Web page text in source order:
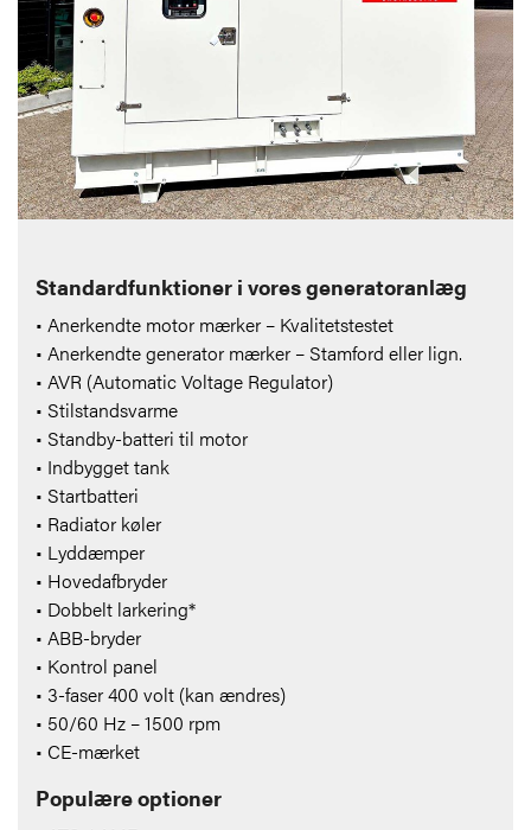
Standardfunktioner i vores generatoranlæg
• Anerkendte motor mærker – Kvalitetstestet
• Anerkendte generator mærker – Stamford eller lign.
• AVR (Automatic Voltage Regulator)
• Stilstandsvarme
• Standby-batteri til motor
• Indbygget tank
• Startbatteri
• Radiator køler
• Lyddæmper
• Hovedafbryder
• Dobbelt larkering*
• ABB-bryder
• Kontrol panel
• 3-faser 400 volt (kan ændres)
• 50/60 Hz – 1500 rpm
• CE-mærket
Populære optioner